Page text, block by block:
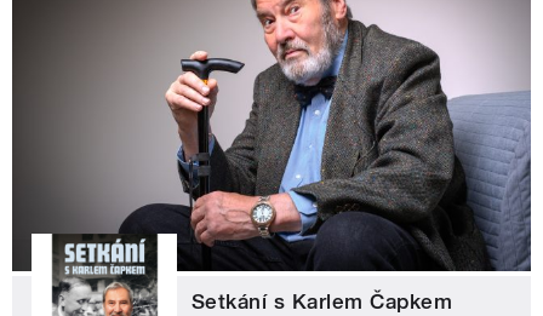
Setkání s Karlem Čapkem